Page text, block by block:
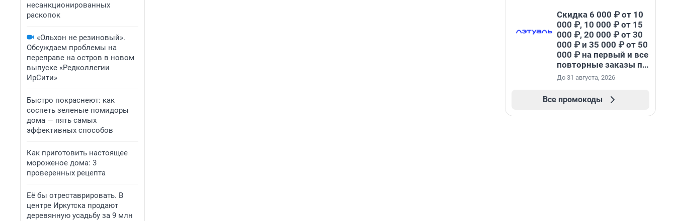
несанкционированных
раскопок
«Ольхон не резиновый».
Обсуждаем проблемы на
переправе на остров в новом
выпуске «Редколлегии
ИрСити»
Быстро покраснеют: как
соспеть зеленые помидоры
дома — пять самых
эффективных способов
Как приготовить настоящее
мороженое дома: 3
проверенных рецепта
Её бы отреставрировать. В
центре Иркутска продают
деревянную усадьбу за 9 млн
Скидка 6 000 ₽ от 10
000 ₽, 10 000 ₽ от 15
000 ₽, 20 000 ₽ от 30
000 ₽ и 35 000 ₽ от 50
000 ₽ на первый и все
повторные заказы по
промокоду НАБЕРИ
До 31 августа, 2026
Все промокоды